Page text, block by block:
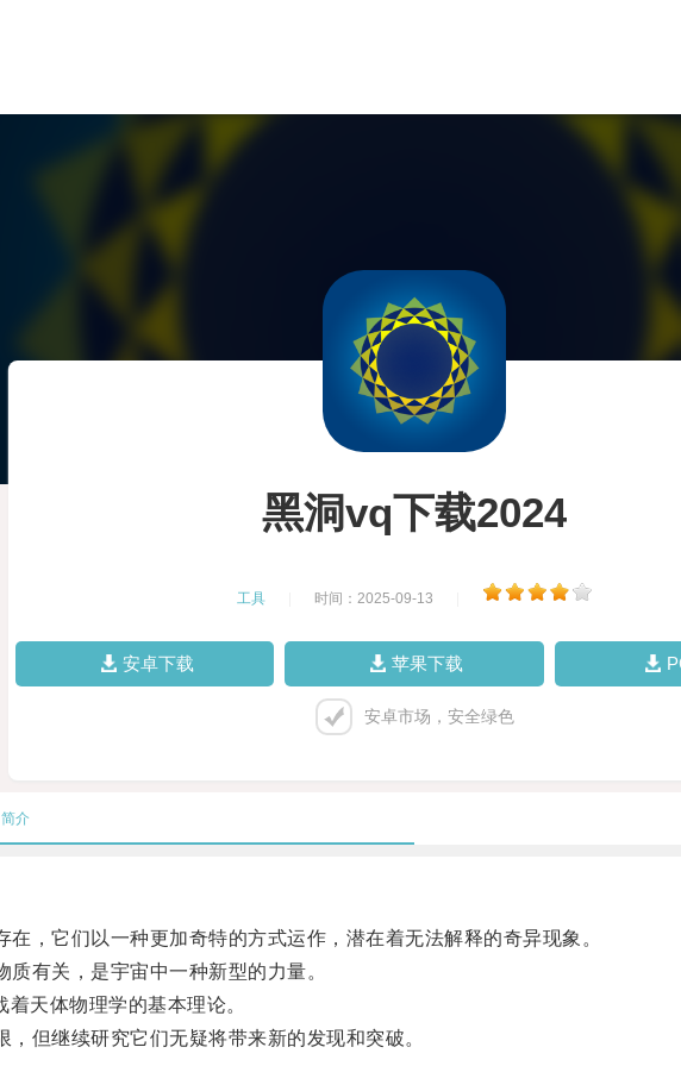
黑洞vq下载2024
工具 时间：2025-09-13
安卓下载 苹果下载
安卓市场，安全绿色
简介
它们以一种更加奇特的方式运作，潜在着无法解释的奇异现象。
有关，是宇宙中一种新型的力量。
天体物理学的基本理论。
但继续研究它们无疑将带来新的发现和突破。